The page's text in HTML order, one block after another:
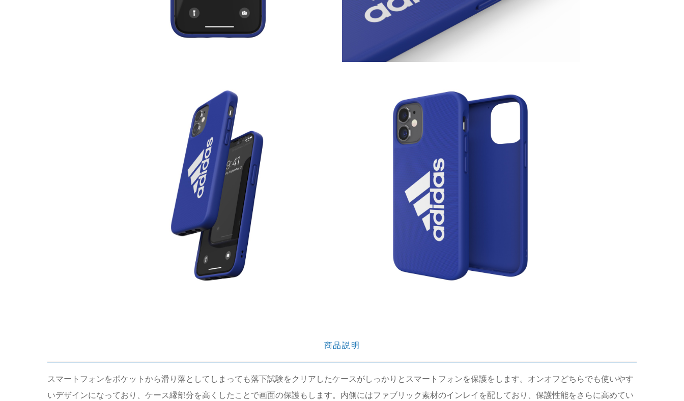
商品説明
スマートフォンをポケットから滑り落としてしまっても落下試験をクリアしたケースがしっかりとスマートフォンを保護をします。オンオフどちらでも使いやす
いデザインになっており、ケース縁部分を高くしたことで画面の保護もします。内側にはファブリック素材のインレイを配しており、保護性能をさらに高めてい